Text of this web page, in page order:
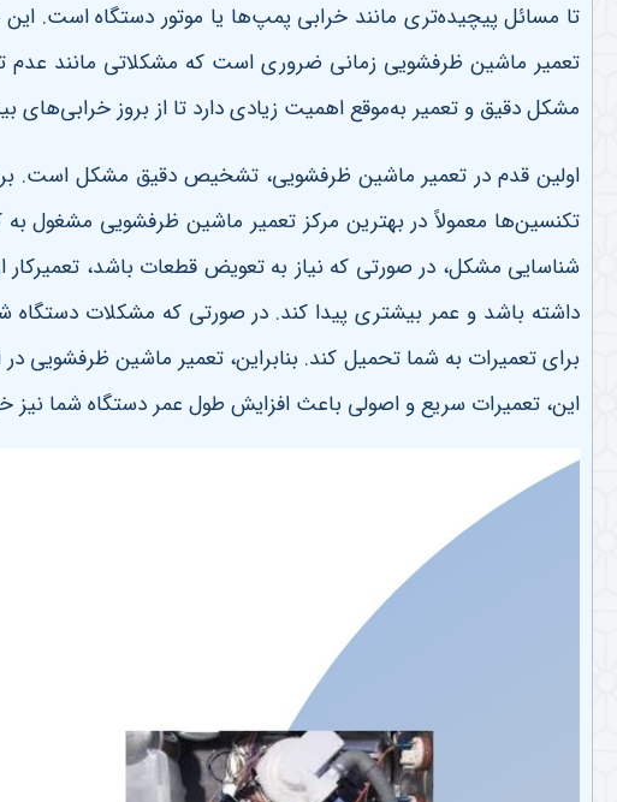
تا مسائل پیچیده‌تری مانند خرابی پمپ‌ها یا موتور دستگاه است. این
تعمیر ماشین ظرفشویی زمانی ضروری است که مشکلاتی مانند
مشکل دقیق و تعمیر به‌موقع اهمیت زیادی دارد تا از بروز خرابی‌های
اولین قدم در تعمیر ماشین ظرفشویی، تشخیص دقیق مشکل
تکنسین‌ها معمولاً در بهترین مرکز تعمیر ماشین ظرفشویی مشغول به
شناسایی مشکل، در صورتی که نیاز به تعویض قطعات باشد، تعمیرکار
داشته باشد و عمر بیشتری پیدا کند. در صورتی که مشکلات دستگاه
برای تعمیرات به شما تحمیل کند. بنابراین، تعمیر ماشین ظرفشویی
این، تعمیرات سریع و اصولی باعث افزایش طول عمر دستگاه شما نیز